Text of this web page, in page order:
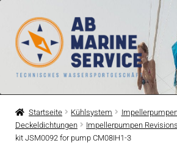
Zur
Navigation
springen
Zum
Inhalt
springen
Home
Motoren
Startseite Kühlsystem
Deckeldichtungen
Impellerpumpen
kit JSM0092 for pump CM08IH1-3